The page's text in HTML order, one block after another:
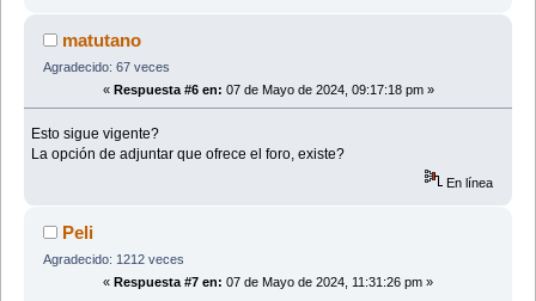
matutano
Agradecido: 67 veces
« Respuesta #6 en: 07 de Mayo de 2024, 09:17:18 pm »
Esto sigue vigente?
La opción de adjuntar que ofrece el foro, existe?
En línea
Peli
Agradecido: 1212 veces
« Respuesta #7 en: 07 de Mayo de 2024, 11:31:26 pm »